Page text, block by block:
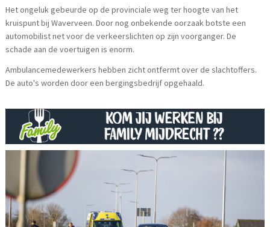
Het ongeluk gebeurde op de provinciale weg ter hoogte van het
kruispunt bij Waverveen. Door nog onbekende oorzaak botste een
automobilist net voor de verkeerslichten op zijn voorganger. De
schade aan de voertuigen is enorm.
Ambulancemedewerkers hebben zicht ontfermt over de slachtoffers.
De auto's worden door een bergingsbedrijf opgehaald.